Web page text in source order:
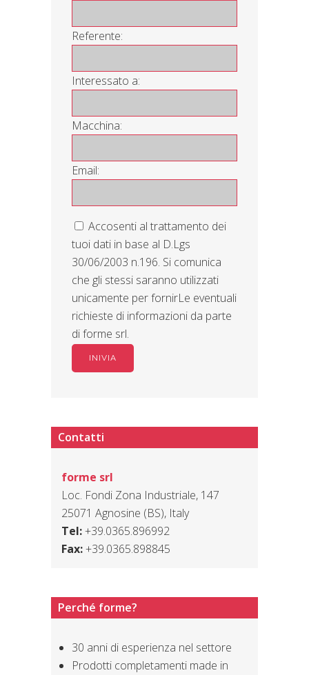
Referente:
Interessato a:
Macchina:
Email:
Accosenti al trattamento dei
tuoi dati in base al D.Lgs
30/06/2003 n.196. Si comunica
che gli stessi saranno utilizzati
unicamente per fornirLe eventuali
richieste di informazioni da parte
di forme srl.
Contatti
forme srl
Loc. Fondi Zona Industriale, 147
25071 Agnosine (BS), Italy
Tel:+39.0365.896992
Fax:+39.0365.898845
Perché forme?
30 anni di esperienza nel settore
Prodotti completamenti made in